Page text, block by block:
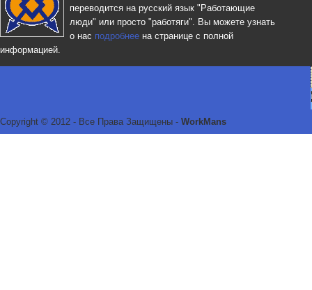
переводится на русский язык "Работающие
люди" или просто "работяги". Вы можете узнать
о нас подробнее на странице с полной
информацией.
Copyright © 2012 - Все Права Защищены - WorkMans